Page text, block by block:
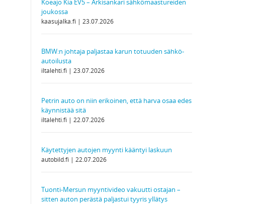
Koeajo Kia EV5 – Arkisankari sähkömaastureiden
joukossa
kaasujalka.fi 23.07.2026
BMW:n johtaja paljastaa karun totuuden sähkö­
autoilusta
iltalehti.fi 23.07.2026
Petrin auto on niin erikoinen, että harva osaa edes
käynnistää sitä
iltalehti.fi 22.07.2026
Käytettyjen autojen myynti kääntyi laskuun
autobild.fi 22.07.2026
Tuonti-Mersun myyntivideo vakuutti ostajan –
sitten auton perästä paljastui tyyris yllätys